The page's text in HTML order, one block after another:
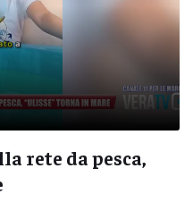
rete da pesca,